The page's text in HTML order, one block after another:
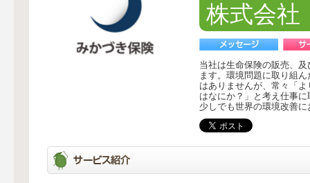
株式会社
当社は生命保険の販売、
ます。環境問題に取り組
はありませんが、常々「
はなにか？」と考え仕事
少しでも世界の環境改善